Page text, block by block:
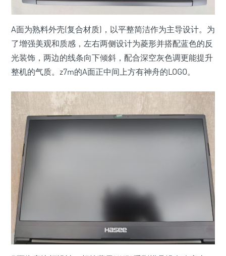
A面为熟料外壳(复合材质)，以平整简洁作为主导设计。为
了增强美观和质感，左右两侧设计为菱形并搭配蓝色的反
光装饰，两边的线条向下倾斜，配合深空灰色调更能提升
整机的气质。z7m的A面正中间上方有神舟的LOGO。